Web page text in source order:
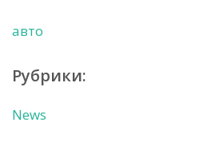
авто
Рубрики:
News